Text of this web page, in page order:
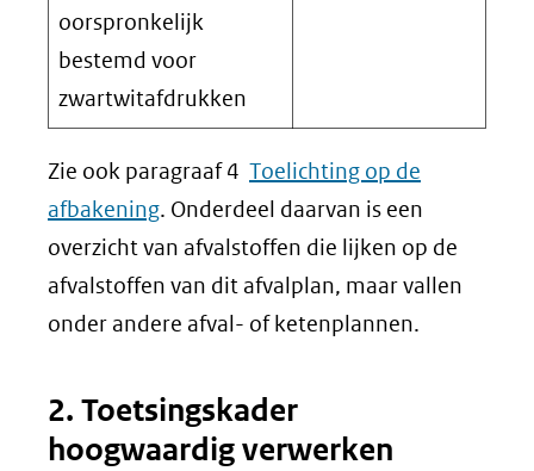
oorspronkelijk
bestemd voor
zwartwitafdrukken
Zie ook paragraaf 4 Toelichting op de
afbakening. Onderdeel daarvan is een
overzicht van afvalstoffen die lijken op de
afvalstoffen van dit afvalplan, maar vallen
onder andere afval- of ketenplannen.
2. Toetsingskader
hoogwaardig verwerken